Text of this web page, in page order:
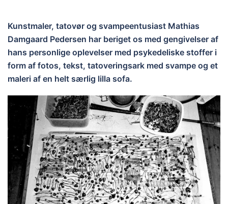
Kunstmaler, tatovør og svampeentusiast Mathias
Damgaard Pedersen har beriget os med gengivelser af
hans personlige oplevelser med psykedeliske stoffer i
form af fotos, tekst, tatoveringsark med svampe og et
maleri af en helt særlig lilla sofa.